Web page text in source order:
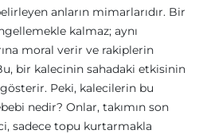
anların mimarlarıdır. Bir
kalmaz; aynı
moral verir ve rakiplerin
bir kalecinin sahadaki etkisinin
Peki, kalecilerin bu
nedir? Onlar, takımın son
sadece topu kurtarmakla